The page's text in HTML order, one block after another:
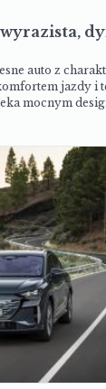
auto z
jazdy i
mocnym